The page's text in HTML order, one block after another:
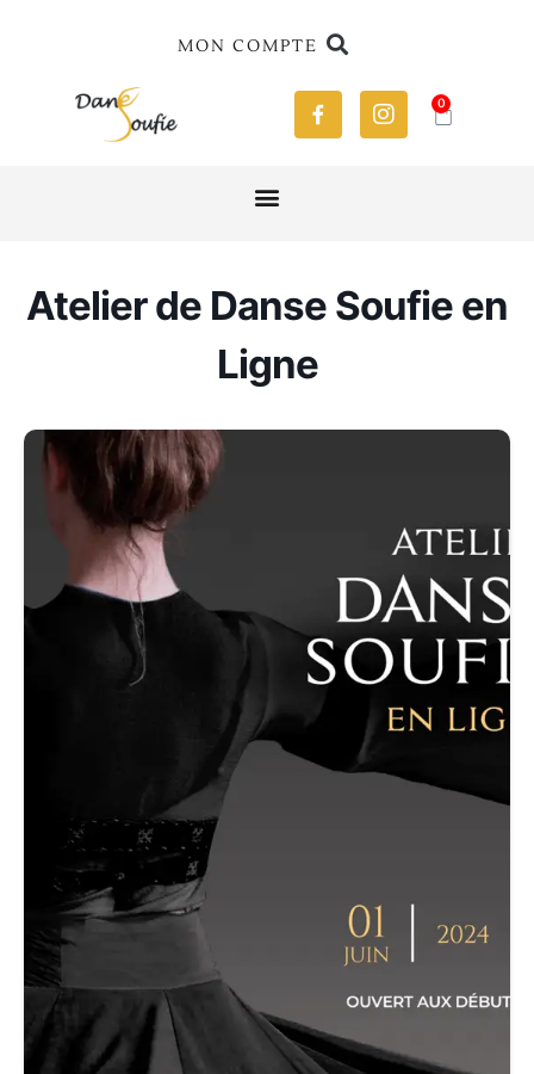
MON COMPTE
0
Atelier de Danse Soufie en
Ligne